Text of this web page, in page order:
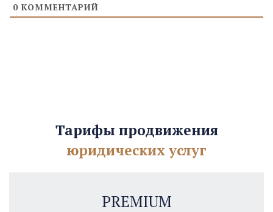
0 КОММЕНТАРИЙ
Тарифы продвижения
юридических услуг
PREMIUM